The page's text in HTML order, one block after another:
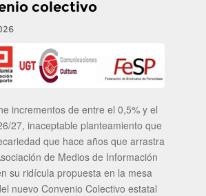
colectivo
incrementos de entre el 0,5% y el
27, inaceptable planteamiento que
que hace años que arrastra
de Medios de Información
su ridícula propuesta en la mesa
nuevo Convenio Colectivo estatal